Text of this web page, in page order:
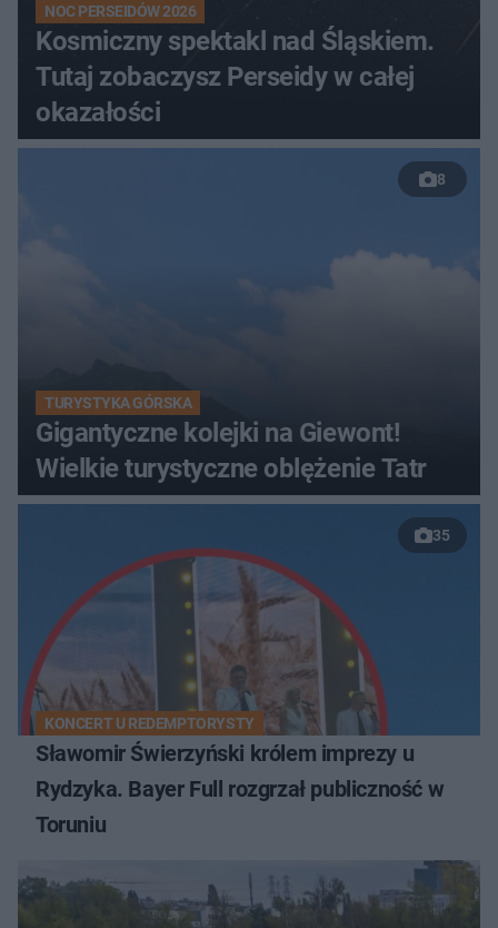
NOC PERSEIDÓW 2026
Kosmiczny spektakl nad Śląskiem.
Tutaj zobaczysz Perseidy w całej
okazałości
8
TURYSTYKA GÓRSKA
Gigantyczne kolejki na Giewont!
Wielkie turystyczne oblężenie Tatr
35
KONCERT U REDEMPTORYSTY
Sławomir Świerzyński królem imprezy u
Rydzyka. Bayer Full rozgrzał publiczność w
Toruniu